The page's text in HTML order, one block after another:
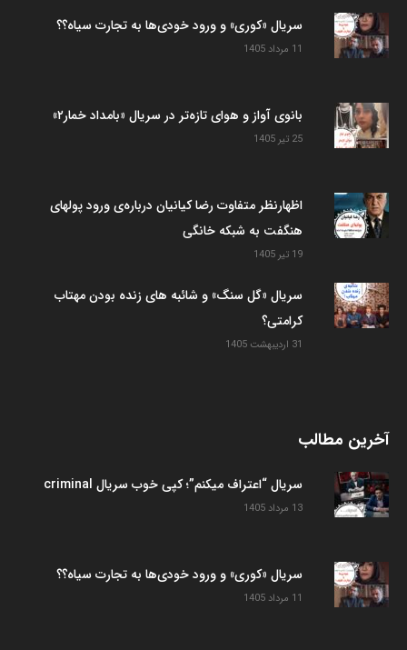
سریال «کوری» و ورود خودی‌ها به تجارت سیاه؟؟
11 مرداد 1405
بانوی آواز و هوای تازه‌تر در سریال «بامداد خمار۲»
25 تیر 1405
اظهارنظر متفاوت رضا کیانیان درباره‌ی ورود پولهای
هنگفت به شبکه خانگی
19 تیر 1405
سریال «گل سنگ» و شائبه های زنده بودن مهتاب
کرامتی؟
31 اردیبهشت 1405
آخرین مطالب
سریال “اعتراف میکنم”؛ کپی خوب سریال criminal
13 مرداد 1405
سریال «کوری» و ورود خودی‌ها به تجارت سیاه؟؟
11 مرداد 1405